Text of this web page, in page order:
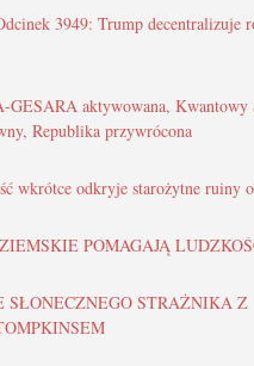
3949: Trump decentralizuje
GESARA aktywowana, Kwantowy
Republika przywrócona
wkrótce odkryje starożytne ruiny
POMAGAJĄ
SŁONECZNEGO STRAŻNIKA Z